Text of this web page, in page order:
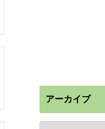
アーカイブ